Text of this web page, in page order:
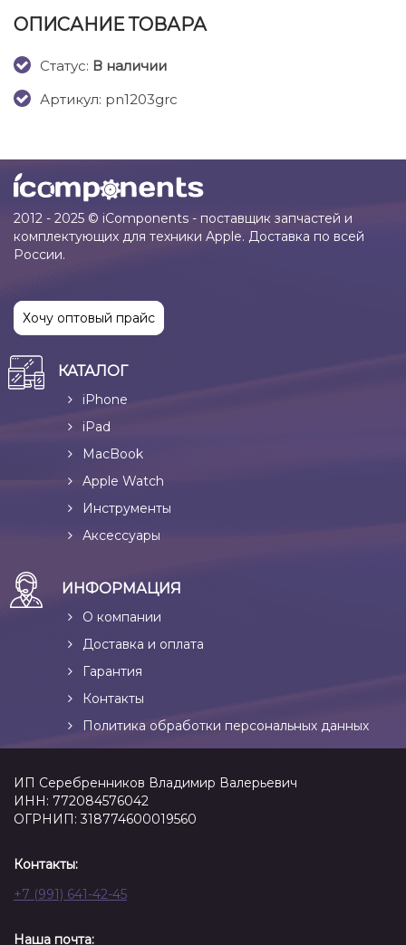
ОПИСАНИЕ ТОВАРА
Cтатус: В наличии
Артикул: pn1203grc
2012 - 2025 © iComponents - поставщик запчастей и
комплектующих для техники Apple. Доставка по всей
России.
Хочу оптовый прайс
КАТАЛОГ
iPhone
iPad
MacBook
Apple Watch
Инструменты
Аксессуары
ИНФОРМАЦИЯ
О компании
Доставка и оплата
Гарантия
Контакты
Политика обработки персональных данных
ИП Серебренников Владимир Валерьевич
ИНН: 772084576042
ОГРНИП: 318774600019560
Контакты:
+7 (991) 641-42-45
Наша почта: